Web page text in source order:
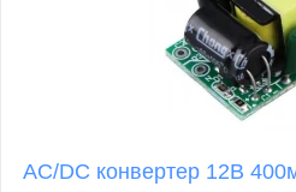
AC/DC конвертер 12В